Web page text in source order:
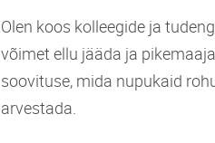
Olen koos kolleegide ja
võimet ellu jääda ja
soovituse, mida nupukaid
arvestada.